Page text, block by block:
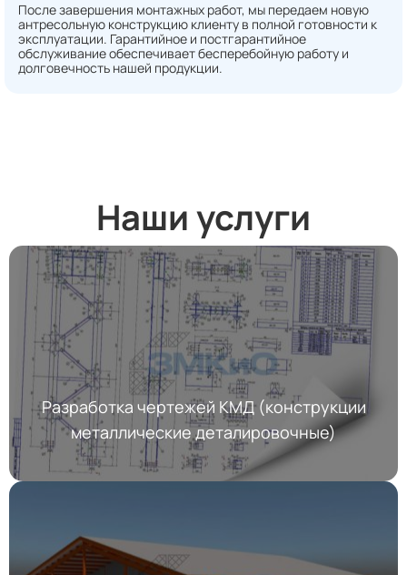
После завершения монтажных работ, мы передаем новую
антресольную конструкцию клиенту в полной готовности к
эксплуатации. Гарантийное и постгарантийное
обслуживание обеспечивает бесперебойную работу и
долговечность нашей продукции.
Наши услуги
Разработка чертежей КМД (конструкции
металлические деталировочные)